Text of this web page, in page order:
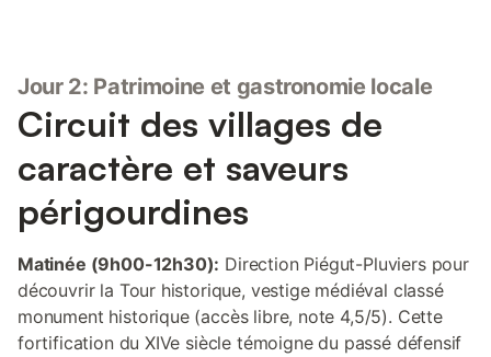
Jour 2: Patrimoine et gastronomie locale
Circuit des villages de
caractère et saveurs
périgourdines
Matinée (9h00-12h30): Direction Piégut-Pluviers pour
découvrir la Tour historique, vestige médiéval classé
monument historique (accès libre, note 4,5/5). Cette
fortification du XIVe siècle témoigne du passé défensif